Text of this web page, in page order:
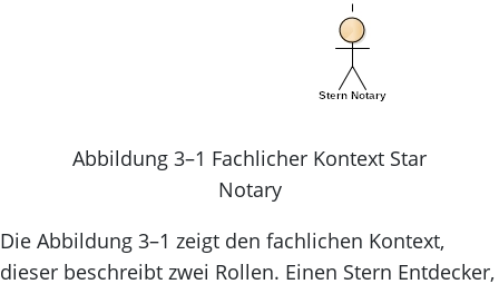
Abbildung 3–1 Fachlicher Kontext Star
Notary
Die Abbildung 3–1 zeigt den fachlichen Kontext,
dieser beschreibt zwei Rollen. Einen Stern Entdecker,